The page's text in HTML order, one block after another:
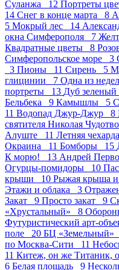
Суланжа 12 Портреты
14 Снег в конце марта 8
5 Мокрый лес 14
окна Симферополя 7
Квадратные цветы 8
Симферопольское море 3
3 Пионы 11 Сирень 5
глицинии 7 Одна из
портреты 13 Дуб
Бельбека 9 Камышлы 5
11 Водопад Джур-Джур 8
святителя Николая
Алуште 11 Летняя
Окраина 11 Бомборы 15
К морю! 13 Андрей
Огурцы-помидоры 10
крыши 10 Рыжая крыша
Этажи и облака 3
Закат 9 Просто закат 9
«Хрустальный» 8
Футуристический арт-
поле 20 БЦ
по Москва-Сити 11
11 Китеж, он же Титаник,
6 Белая площадь 9